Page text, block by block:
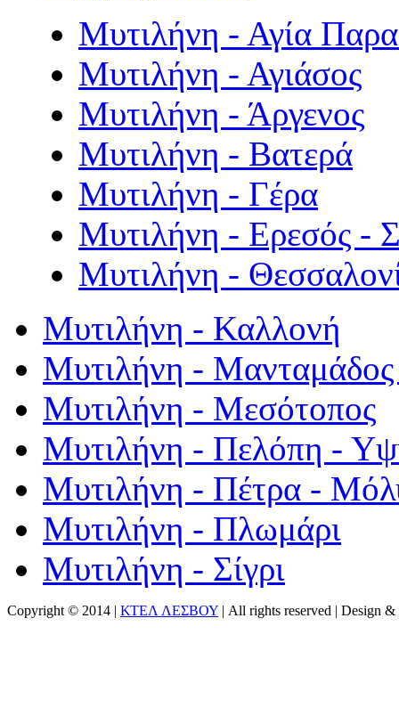
Μυτιλήνη - Αγία
Μυτιλήνη - Αγιάσος
Μυτιλήνη - Άργενος
Μυτιλήνη - Βατερά
Μυτιλήνη - Γέρα
Μυτιλήνη - Ερεσός -
Μυτιλήνη -
Μυτιλήνη - Καλλονή
Μυτιλήνη - Μανταμάδος
Μυτιλήνη - Μεσότοπος
Μυτιλήνη - Πελόπη -
Μυτιλήνη - Πέτρα -
Μυτιλήνη - Πλωμάρι
Μυτιλήνη - Σίγρι
Copyright © 2014 | ΚΤΕΛ ΛΕΣΒΟΥ | All rights reserved | Design &